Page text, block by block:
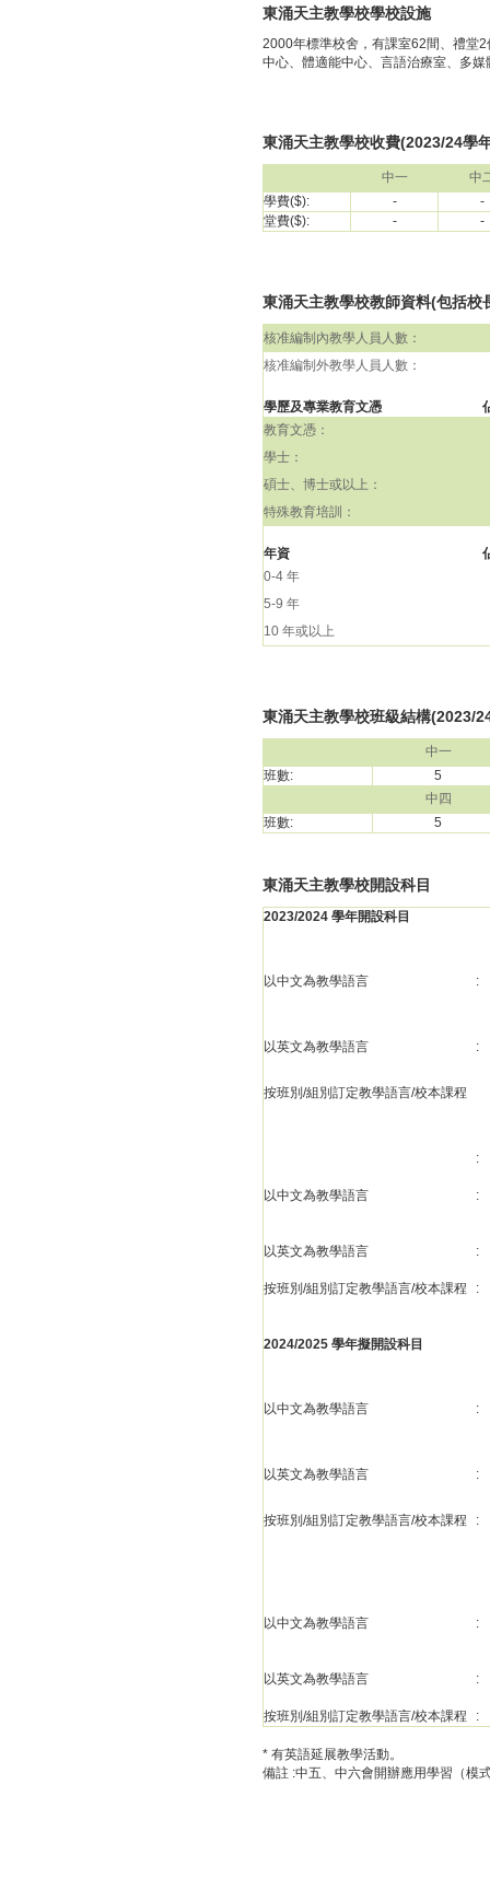
東涌天主教學校學校設施
2000年標準校舍，有課室62間、禮堂
中心、體適能中心、言語治療室、多
東涌天主教學校收費(2023/24學
中一
中
學費($):
-
-
堂費($):
- -
東涌天主教學校教師資料(包括校
核准編制內教學人員人數：
核准編制外教學人員人數：
學歷及專業教育文憑
教育文憑：
學士：
碩士、博士或以上：
特殊教育培訓：
年資
0-4 年
5-9 年
10 年或以上
東涌天主教學校班級結構(2023/
中一
班數:
5
中四
班數:
5
東涌天主教學校開設科目
2023/2024 學年開設科目
以中文為教學語言 :
以英文為教學語言 :
按班別/組別訂定教學語言/校本課程
:
以中文為教學語言 :
以英文為教學語言 :
按班別/組別訂定教學語言/校本課程 :
2024/2025 學年擬開設科目
以中文為教學語言 :
以英文為教學語言 :
按班別/組別訂定教學語言/校本課程 :
以中文為教學語言 :
以英文為教學語言 :
按班別/組別訂定教學語言/校本課程 :
* 有英語延展教學活動。
備註 :中五、中六會開辦應用學習（模